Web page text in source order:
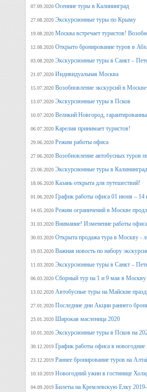
07.09.2020 Осенние туры в Калининград
27.08.2020 Экскурсионные туры по Крыму
19.08.2020 Москва встречает туристов!
12.08.2020 Открыто бронирование туров в
03.08.2020 Экскурсионные туры в Санкт –
21.07.2020 Индивидуальная Москва
15.07.2020 Возобновление экскурсий в
13.07.2020 Экскурсионные туры в Псков
10.07.2020 Великий Новгород,
06.07.2020 Карелия принимает туристов!
29.06.2020 Режим работы офиса
27.06.2020 Возобновление автобусных туров
23.06.2020 Экскурсионные туры в
18.06.2020 Казань открыта для путешествий!
01.06.2020 График работы офиса 01 июня – 14
14.05.2020 Режим ограничений в Москве
31.03.2020 Внимание! Изменение работы
30.03.2020 Открыта продажа тура в Москву -
19.03.2020 Важная новость по набору
11.03.2020 Экскурсионные туры в Санкт –
06.03.2020 Сборный тур на 1 и 9 мая в Москву
13.02.2020 Автобусные туры на Майские
27.01.2020 Последние дни Акции раннего
23.01.2020 Широкая масленица 2020
10.01.2020 Экскурсионные туры в Псков на
30.12.2019 График работы офиса в новогодние
23.12.2019 Раннее бронирование туров на
10.10.2019 Новогодний ужин в гостинице
04.09.2019 Билеты на Кремлевскую Елку